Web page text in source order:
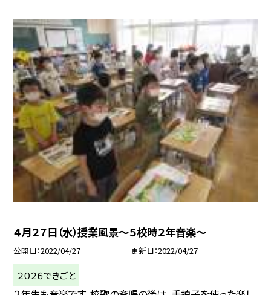
４月２７日（水）授業風景〜５校時２年音楽〜
公開日 2022/04/27 更新日 2022/04/27
２０２６できごと